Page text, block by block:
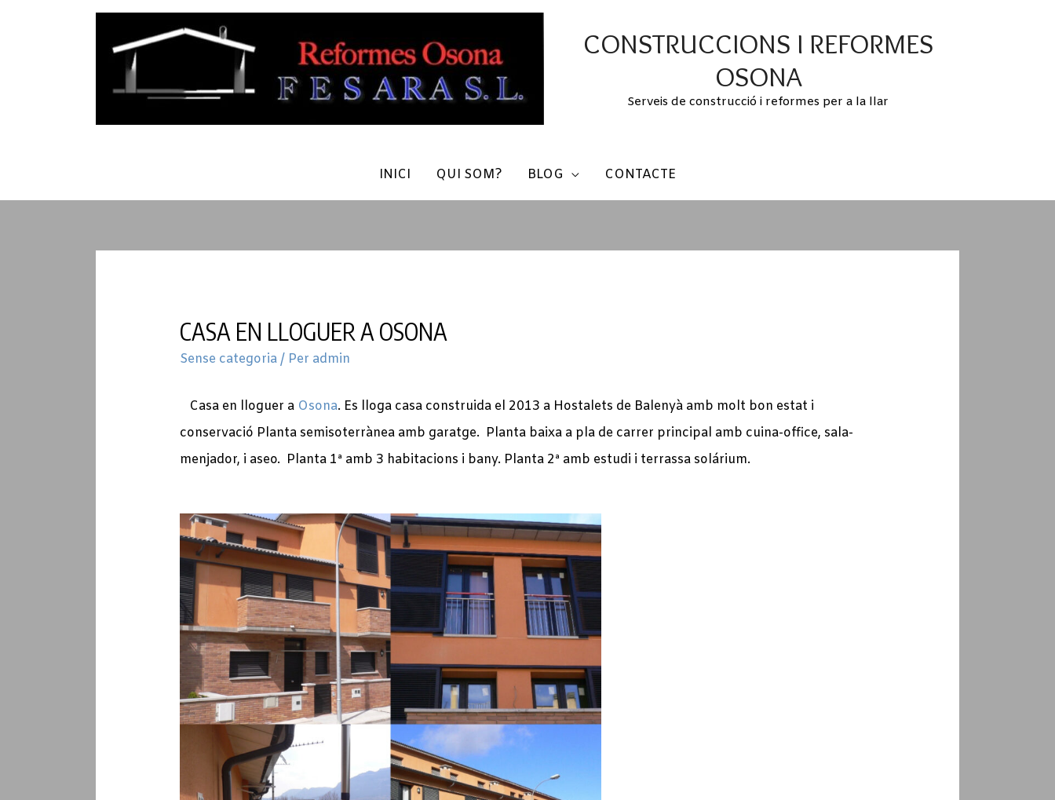
CONSTRUCCIONS I REFORMES
OSONA
Serveis de construcció i reformes per a la llar
INICI QUI SOM? BLOG CONTACTE
CASA EN LLOGUER A OSONA
Sense categoria/ Per admin
Casa en lloguer a Osona. Es lloga casa construida el 2013 a Hostalets de Balenyà amb molt bon estat i
conservació Planta semisoterrànea amb garatge. Planta baixa a pla de carrer principal amb cuina-office, sala-
menjador, i aseo. Planta 1ª amb 3 habitacions i bany. Planta 2ª amb estudi i terrassa solárium.